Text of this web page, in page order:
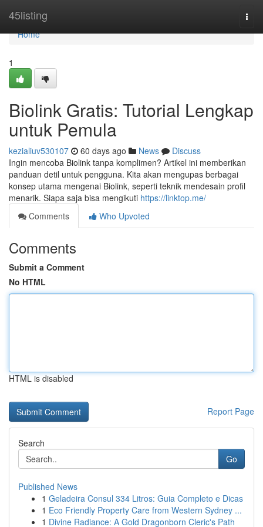
45listing
Home
Home
1
Biolink Gratis: Tutorial Lengkap
untuk Pemula
kezialiuv530107 60 days ago News
Discuss
Ingin mencoba Biolink tanpa komplimen? Artikel ini memberikan
panduan detil untuk pengguna. Kita akan mengupas berbagai
konsep utama mengenai Biolink, seperti teknik mendesain profil
menarik. Siapa saja bisa mengikuti https://linktop.me/
Comments
Who Upvoted
Comments
Submit a Comment
No HTML
HTML is disabled
Report Page
Search
Go
Published News
1 Geladeira Consul 334 Litros: Guia Completo e Dicas
1 Eco Friendly Property Care from Western Sydney ...
1 Divine Radiance: A Gold Dragonborn Cleric's Path